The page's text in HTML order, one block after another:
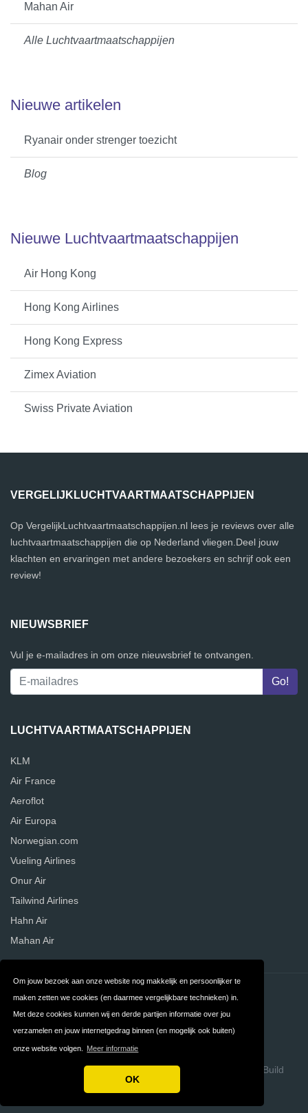
Om jouw bezoek aan onze website nog makkelijk en persoonlijker te
maken zetten we cookies (en daarmee vergelijkbare technieken) in.
Met deze cookies kunnen wij en derde partijen informatie over jou
verzamelen en jouw internetgedrag binnen (en mogelijk ook buiten)
onze website volgen. Meer informatie
OK
Mahan Air
Alle Luchtvaartmaatschappijen
Nieuwe artikelen
Ryanair onder strenger toezicht
Blog
Nieuwe Luchtvaartmaatschappijen
Air Hong Kong
Hong Kong Airlines
Hong Kong Express
Zimex Aviation
Swiss Private Aviation
VERGELIJKLUCHTVAARTMAATSCHAPPIJEN
Op VergelijkLuchtvaartmaatschappijen.nl lees je reviews over alle
luchtvaartmaatschappijen die op Nederland vliegen.Deel jouw
klachten en ervaringen met andere bezoekers en schrijf ook een
review!
NIEUWSBRIEF
Vul je e-mailadres in om onze nieuwsbrief te ontvangen.
LUCHTVAARTMAATSCHAPPIJEN
KLM
Air France
Aeroflot
Air Europa
Norwegian.com
Vueling Airlines
Onur Air
Tailwind Airlines
Hahn Air
Mahan Air
Contact Privacy
Algemene FAQ
Copyright © 2026 VergelijkLuchtvaartmaatschappijen
Build
review sites with ReviewTycoon